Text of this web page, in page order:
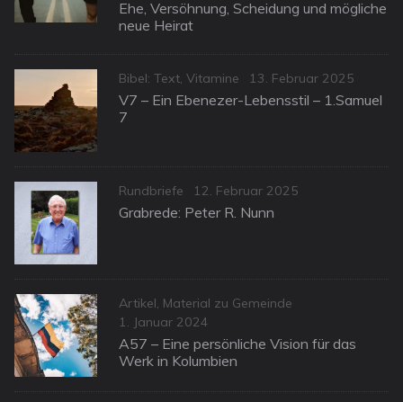
on
Ehe, Versöhnung, Scheidung und mögliche
neue Heirat
Categories
Bibel: Text, Vitamine
Posted
on
13. Februar 2025
V7 – Ein Ebenezer-Lebensstil – 1.Samuel
7
Categories
Rundbriefe
Posted
on
12. Februar 2025
Grabrede: Peter R. Nunn
Categories
Artikel, Material zu Gemeinde
Posted
on
1. Januar 2024
A57 – Eine persönliche Vision für das
Werk in Kolumbien